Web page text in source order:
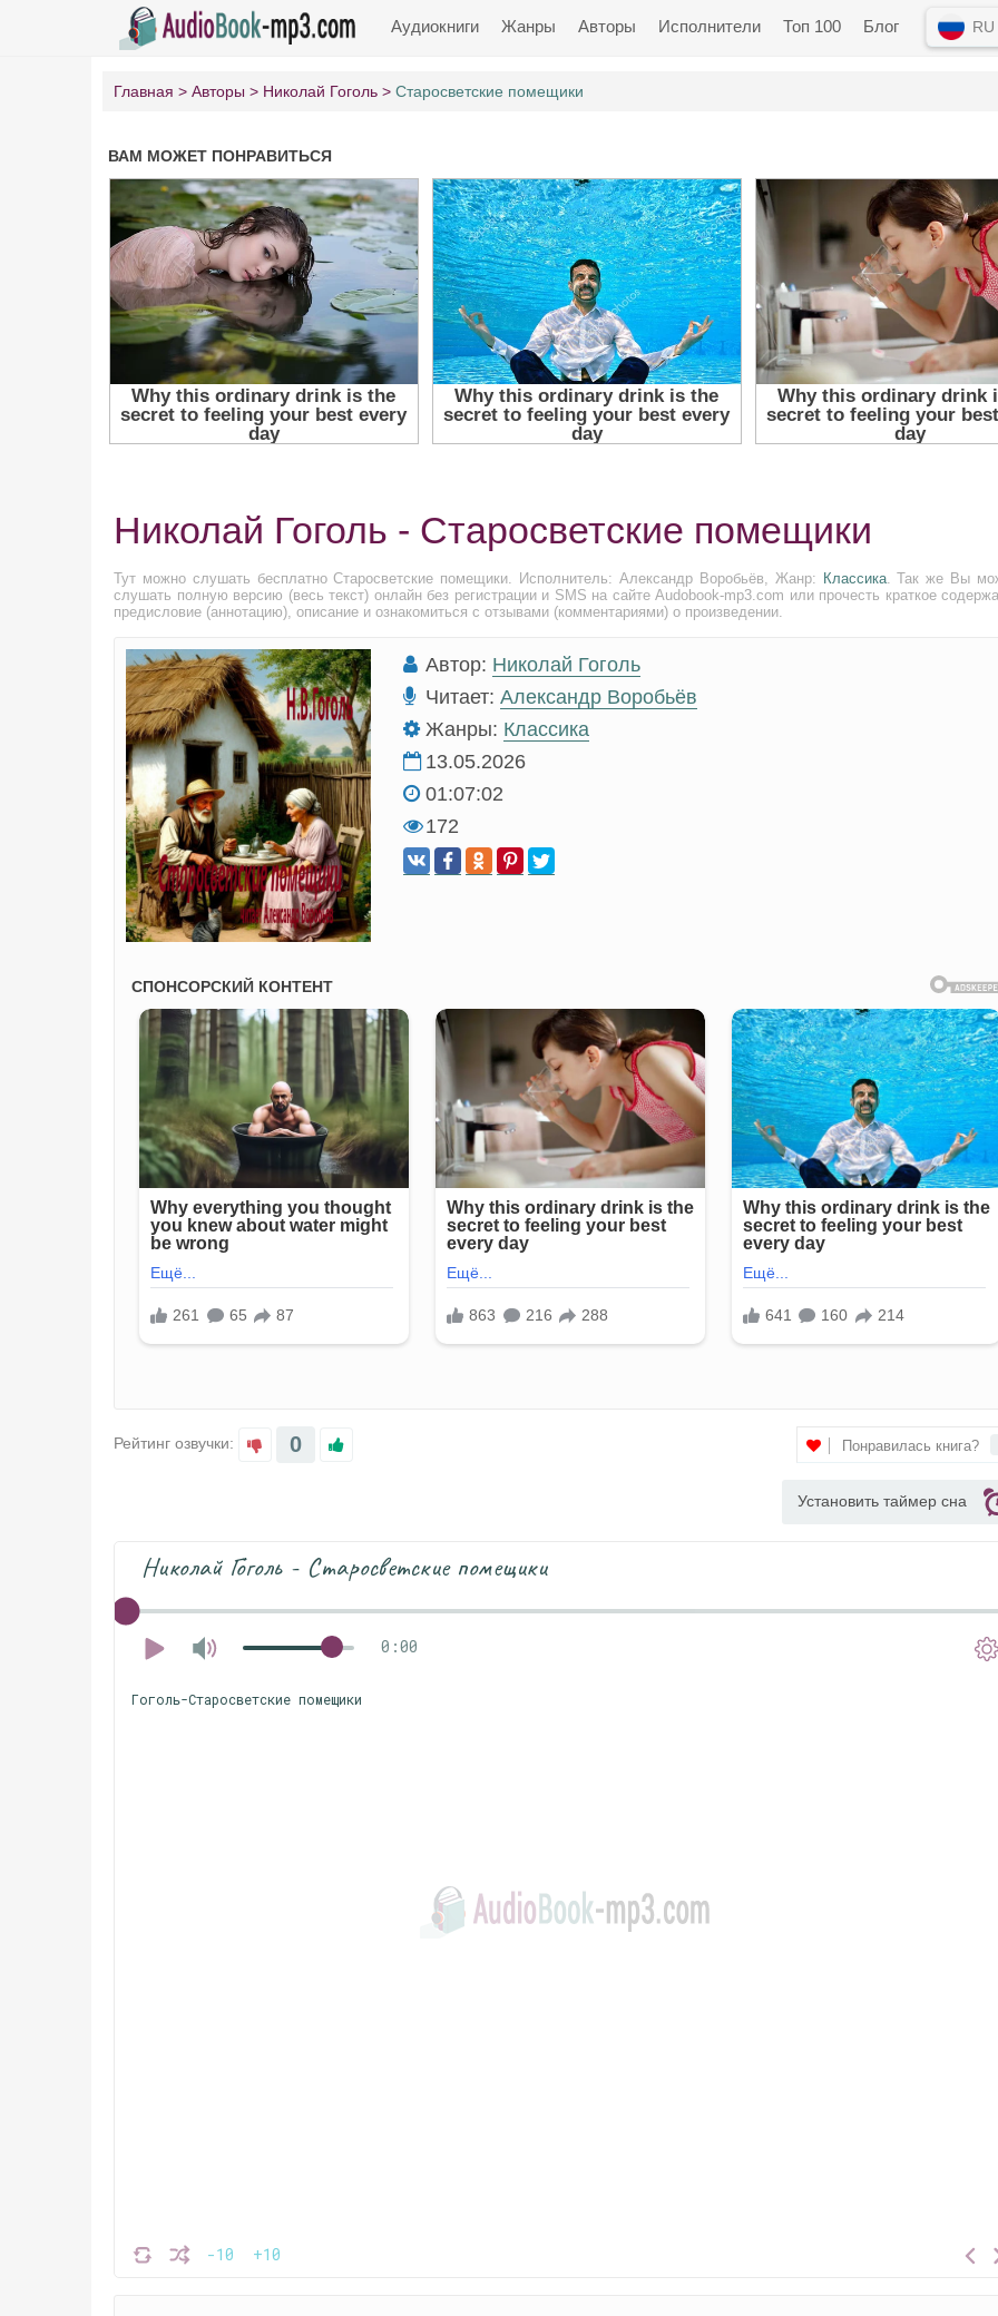
Аудиокниги Жанры Авторы Исполнители Топ 100 Блог RU
Главная Авторы Николай Гоголь Старосветские помещики
Николай Гоголь - Старосветские помещики
Тут можно слушать бесплатно Старосветские помещики. Исполнитель: Александр Воробьёв, Жанр: Классика. Так же Вы
слушать полную версию (весь текст) онлайн без регистрации и SMS на сайте Audobook-mp3.com или прочесть краткое
предисловие (аннотацию), описание и ознакомиться с отзывами (комментариями) о произведении.
Автор: Николай Гоголь
Читает: Александр Воробьёв
Жанры: Классика
13.05.2026
01:07:02
172
Рейтинг озвучки: 0 Понравилась книга?
Установить таймер сна
Николай Гоголь - Старосветские помещики
0:00
-10 +10
Гоголь-Старосветские помещики